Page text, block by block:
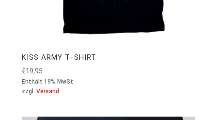
KISS ARMY T–SHIRT
€19,95
Enthält 19% MwSt.
zzgl. Versand